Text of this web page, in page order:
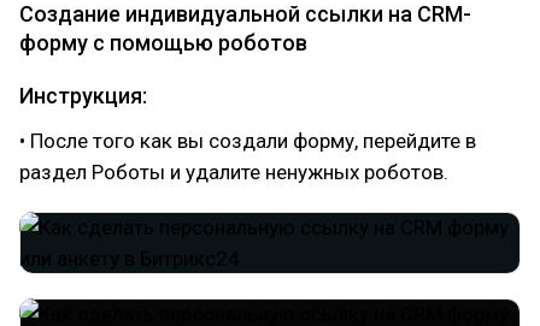
Создание индивидуальной ссылки на CRM-
форму с помощью роботов
Инструкция:
• После того как вы создали форму, перейдите в
раздел Роботы и удалите ненужных роботов.